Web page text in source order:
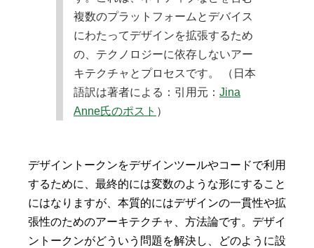
複数のプラットフォームとデバイス
にわたってデザインを拡張するため
の、テクノロジーに依存しないアー
キテクチャとプロセスです。 （日本
語訳は著者による：引用元： Jina
Anne氏のポスト ）
デザイントークンをデザインツールやコードで利用
するために、最終的には変数のような形にすること
にはなりますが、本質的にはデザインの一貫性や拡
張性のためのアーキテクチャ、方法論です。デザイ
ントークンがどういう問題を解決し、どのように設